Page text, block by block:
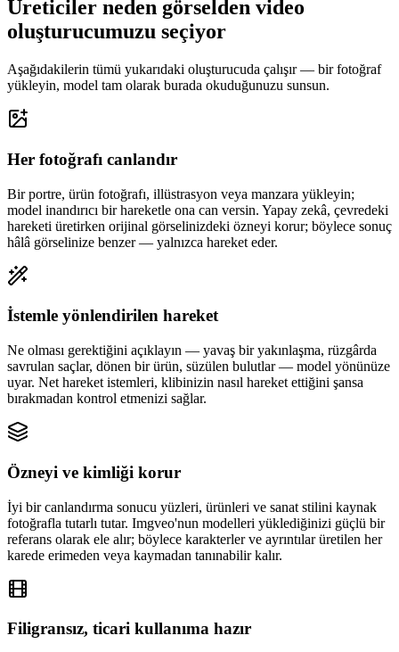
Üreticiler neden görselden video
oluşturucumuzu seçiyor
Aşağıdakilerin tümü yukarıdaki oluşturucuda çalışır — bir fotoğraf
yükleyin, model tam olarak burada okuduğunuzu sunsun.
Her fotoğrafı canlandır
Bir portre, ürün fotoğrafı, illüstrasyon veya manzara yükleyin;
model inandırıcı bir hareketle ona can versin. Yapay zekâ, çevredeki
hareketi üretirken orijinal görselinizdeki özneyi korur; böylece sonuç
hâlâ görselinize benzer — yalnızca hareket eder.
İstemle yönlendirilen hareket
Ne olması gerektiğini açıklayın — yavaş bir yakınlaşma, rüzgârda
savrulan saçlar, dönen bir ürün, süzülen bulutlar — model yönünüze
uyar. Net hareket istemleri, klibinizin nasıl hareket ettiğini şansa
bırakmadan kontrol etmenizi sağlar.
Özneyi ve kimliği korur
İyi bir canlandırma sonucu yüzleri, ürünleri ve sanat stilini kaynak
fotoğrafla tutarlı tutar. Imgveo'nun modelleri yüklediğinizi güçlü bir
referans olarak ele alır; böylece karakterler ve ayrıntılar üretilen her
karede erimeden veya kaymadan tanınabilir kalır.
Filigransız, ticari kullanıma hazır